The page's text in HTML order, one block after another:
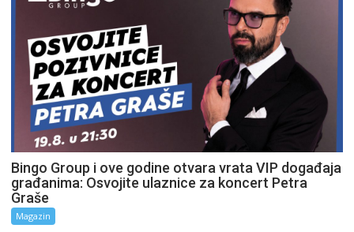
Bingo Group i ove godine otvara vrata VIP događaja
građanima: Osvojite ulaznice za koncert Petra
Graše
Magazin